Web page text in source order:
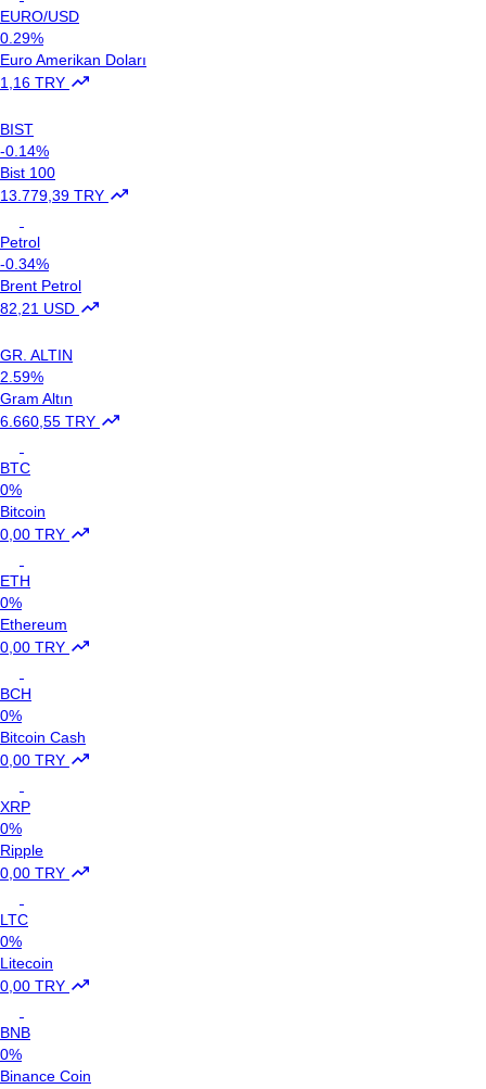
EURO/USD
0.29%
Euro Amerikan Doları
1,16 TRY
BIST
-0.14%
Bist 100
13.779,39 TRY
Petrol
-0.34%
Brent Petrol
82,21 USD
GR. ALTIN
2.59%
Gram Altın
6.660,55 TRY
BTC
0%
Bitcoin
0,00 TRY
ETH
0%
Ethereum
0,00 TRY
BCH
0%
Bitcoin Cash
0,00 TRY
XRP
0%
Ripple
0,00 TRY
LTC
0%
Litecoin
0,00 TRY
BNB
0%
Binance Coin